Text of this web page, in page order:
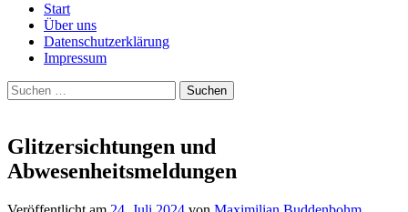
Start
Über uns
Datenschutzerklärung
Impressum
Suchen
nach:
Glitzersichtungen und
Abwesenheitsmeldungen